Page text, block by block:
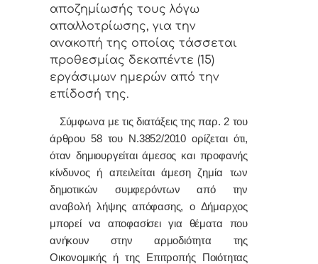
αποζημίωσής τους λόγω
απαλλοτρίωσης, για την
ανακοπή της οποίας τάσσεται
προθεσμίας δεκαπέντε (15)
εργάσιμων ημερών από την
επίδοσή της.
Σύμφωνα με τις διατάξεις της παρ. 2 του
άρθρου 58 του Ν.3852/2010 ορίζεται ότι,
όταν δημιουργείται άμεσος και προφανής
κίνδυνος ή απειλείται άμεση ζημία των
δημοτικών συμφερόντων από την
αναβολή λήψης απόφασης, ο Δήμαρχος
μπορεί να αποφασίσει για θέματα που
ανήκουν στην αρμοδιότητα της
Οικονομικής ή της Επιτροπής Ποιότητας